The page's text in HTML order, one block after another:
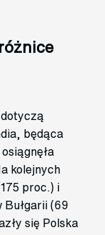
będąca
kolejnych
proc.) i
Bułgarii (69
się Polska